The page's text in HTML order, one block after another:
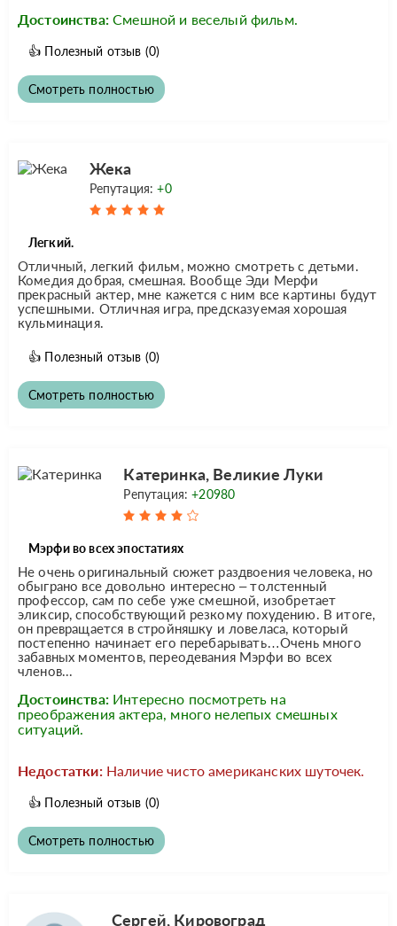
Достоинства: Смешной и веселый фильм.
👍 Полезный отзыв (0)
Смотреть полностью
Жека
Репутация:+0
Легкий.
Отличный, легкий фильм, можно смотреть с детьми.
Комедия добрая, смешная. Вообще Эди Мерфи
прекрасный актер, мне кажется с ним все картины будут
успешными. Отличная игра, предсказуемая хорошая
кульминация.
👍 Полезный отзыв (0)
Смотреть полностью
Катеринка, Великие Луки
Репутация:+20980
Мэрфи во всех эпостатиях
Не очень оригинальный сюжет раздвоения человека, но
обыграно все довольно интересно – толстенный
профессор, сам по себе уже смешной, изобретает
эликсир, способствующий резкому похудению. В итоге,
он превращается в стройняшку и ловеласа, который
постепенно начинает его перебарывать…Очень много
забавных моментов, переодевания Мэрфи во всех
членов...
Достоинства: Интересно посмотреть на
преображения актера, много нелепых смешных
ситуаций.
Недостатки: Наличие чисто американских шуточек.
👍 Полезный отзыв (0)
Смотреть полностью
Сергей, Кировоград